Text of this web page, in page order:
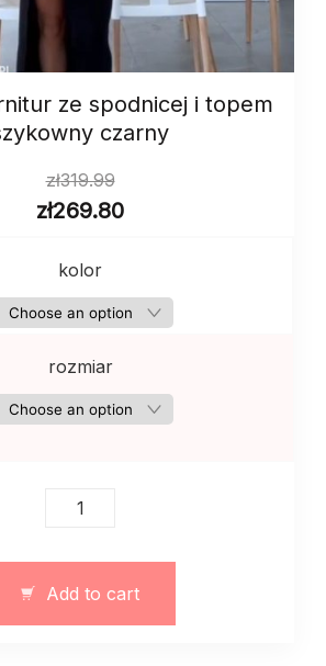
ze spodnicej i topem
czarny
zł319.99
zł269.80
kolor
rozmiar
Damski
topem
Add to cart